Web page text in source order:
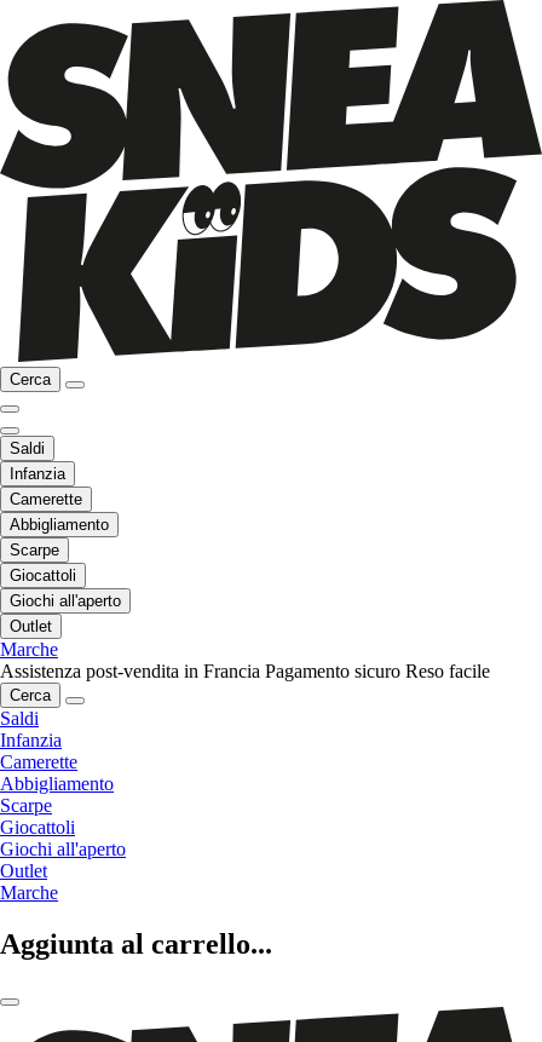
Cerca
Saldi
Infanzia
Camerette
Abbigliamento
Scarpe
Giocattoli
Giochi all'aperto
Outlet
Marche
Assistenza post-vendita in Francia Pagamento sicuro Reso facile
Cerca
Saldi
Infanzia
Camerette
Abbigliamento
Scarpe
Giocattoli
Giochi all'aperto
Outlet
Marche
Aggiunta al carrello...